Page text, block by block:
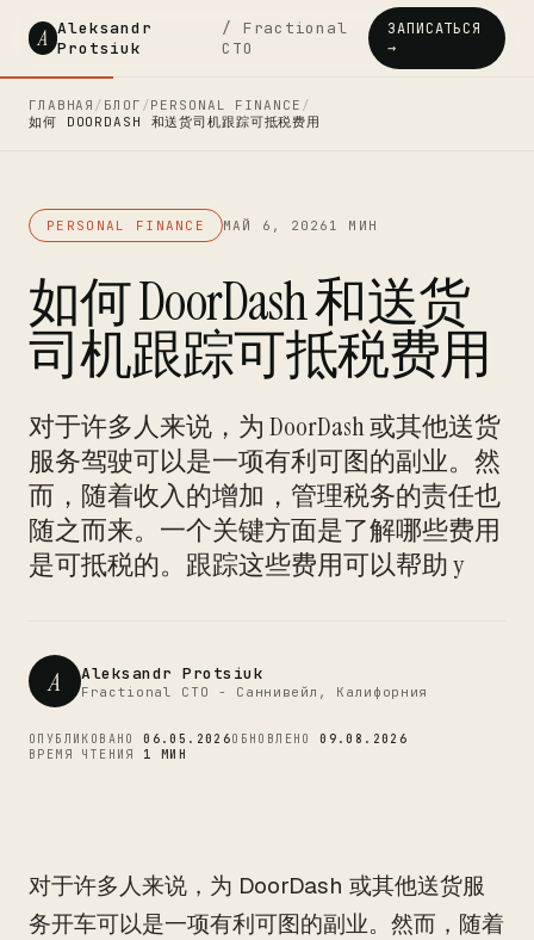
A Aleksandr
Protsiuk
/ Fractional
CTO
ЗАПИСАТЬСЯ
→
ГЛАВНАЯ / БЛОГ /PERSONAL FINANCE /
如何 DOORDASH 和送货司机跟踪可抵税费用
PERSONAL FINANCE МАЙ 6, 2026 1 МИН
如何 DoorDash 和送货
司机跟踪可抵税费用
对于许多人来说，为 DoorDash 或其他送货
服务驾驶可以是一项有利可图的副业。然
而，随着收入的增加，管理税务的责任也
随之而来。一个关键方面是了解哪些费用
是可抵税的。跟踪这些费用可以帮助 y
A Aleksandr Protsiuk
Fractional CTO - Саннивейл, Калифорния
ОПУБЛИКОВАНО06.05.2026ОБНОВЛЕНО09.08.2026
ВРЕМЯ ЧТЕНИЯ 1 МИН
对于许多人来说，为 DoorDash 或其他送货服
务开车可以是一项有利可图的副业。然而，随着